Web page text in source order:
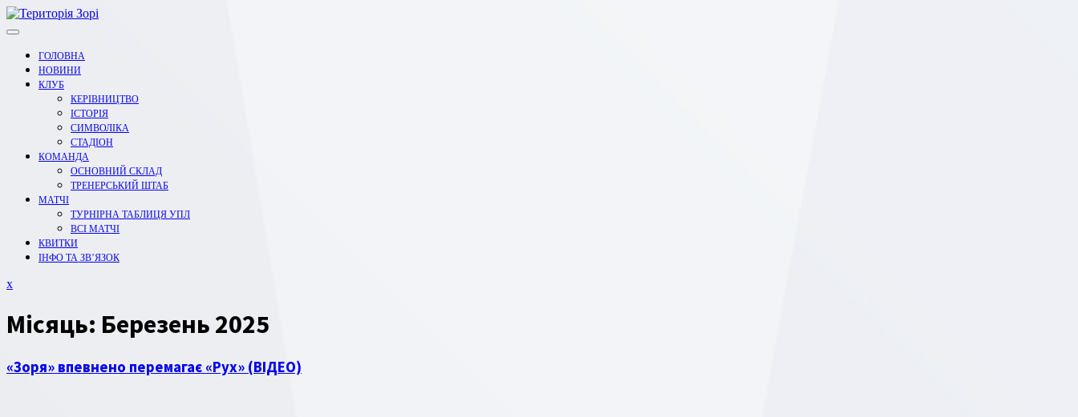
Перейти
до
ГОЛОВНА
НОВИНИ
КЛУБ
КЕРІВНИЦТВО
ІСТОРІЯ
СИМВОЛІКА
СТАДІОН
КОМАНДА
ОСНОВНИЙ СКЛАД
ТРЕНЕРСЬКИЙ ШТАБ
МАТЧІ
ТУРНІРНА ТАБЛИЦЯ УПЛ
ВСІ МАТЧІ
КВИТКИ
ІНФО ТА ЗВ’ЯЗОК
xЗакрити
Місяць: Березень 2025
«Зоря» впевнено перемагає «Рух» (ВІДЕО)